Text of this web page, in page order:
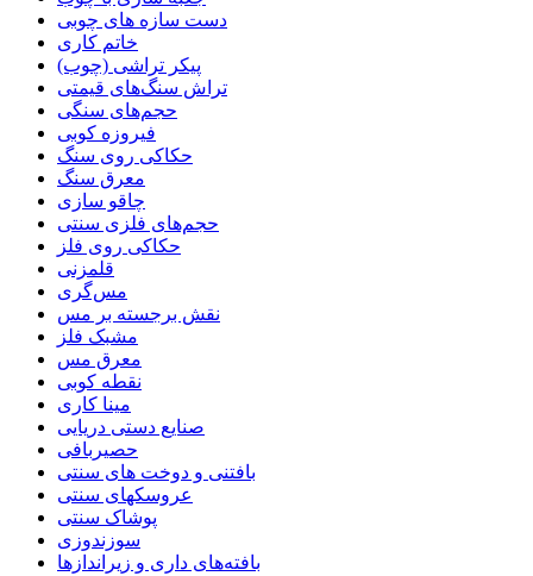
دست سازه های چوبی
خاتم کاری
پیکر تراشی (چوب)
تراش سنگ‌های قیمتی
حجم‌های سنگی
فیروزه کوبی
حکاکی روی سنگ
معرق سنگ
چاقو سازی
حجم‌های فلزی سنتی
حکاکی روی فلز
قلمزنی
مس‌گری
نقش برجسته بر مس
مشبک فلز
معرق مس
نقطه کوبی
مینا کاری
صنایع دستی دریایی
حصیربافی
بافتنی‌ و دوخت های سنتی
عروسکهای سنتی
پوشاک سنتی
سوزندوزی
بافته‌های داری و زیراندازها